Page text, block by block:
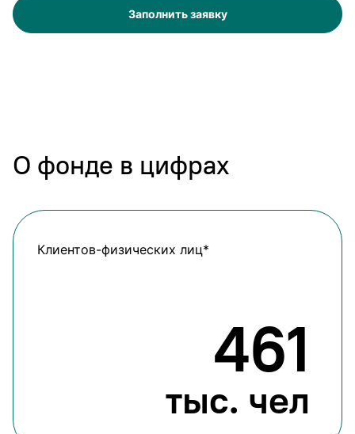
Заполнить заявку
О фонде в цифрах
Клиентов-физических лиц*
461
тыс. чел